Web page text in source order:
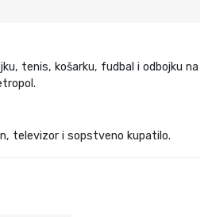
tenis, košarku, fudbal i odbojku na
televizor i sopstveno kupatilo.